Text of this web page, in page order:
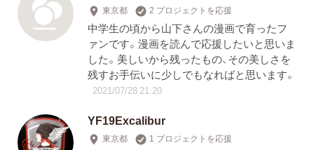
東京都 2 プロジェクトを応援
中学生の頃から山下さんの漫画で育ったフ
ァンです。漫画を読んで応援したいと思いま
した。美しいから残ったもの、その美しさを
残すお手伝いに少しでもなればと思います。
2021/07/28 21:20
YF19Excalibur
東京都 1 プロジェクトを応援